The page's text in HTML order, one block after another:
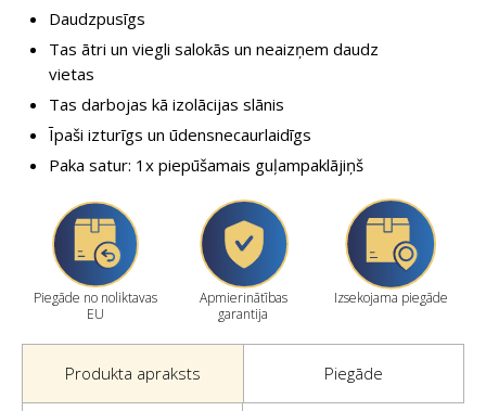
Daudzpusīgs
Tas ātri un viegli salokās un neaizņem daudz
vietas
Tas darbojas kā izolācijas slānis
Īpaši izturīgs un ūdensnecaurlaidīgs
Paka satur: 1x piepūšamais guļampaklājiņš
Piegāde no noliktavas
EU
Apmierinātības
garantija
Izsekojama piegāde
Produkta apraksts Piegāde